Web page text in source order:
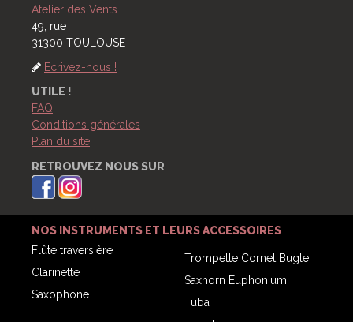
Atelier des Vents
49, rue
31300 TOULOUSE
Ecrivez-nous !
UTILE !
FAQ
Conditions générales
Plan du site
RETROUVEZ NOUS SUR
NOS INSTRUMENTS ET LEURS ACCESSOIRES
Flûte traversière
Clarinette
Saxophone
Trompette Cornet Bugle
Saxhorn Euphonium
Tuba